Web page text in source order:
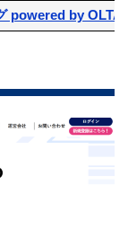
powered by OLTA